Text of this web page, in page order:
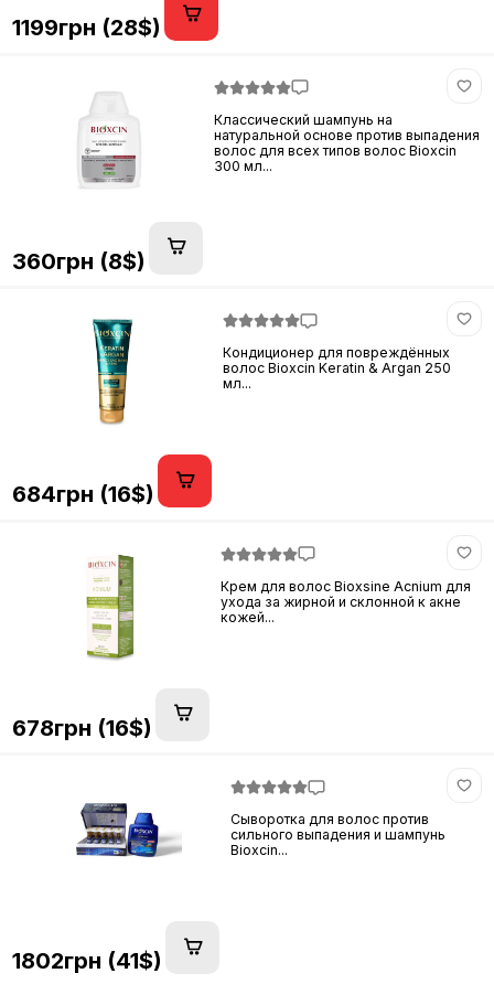
1199грн (28$)
Классический шампунь на
натуральной основе против выпадения
волос для всех типов волос Bioxcin
300 мл...
360грн (8$)
Кондиционер для повреждённых
волос Bioxcin Keratin & Argan 250
мл...
684грн (16$)
Крем для волос Bioxsine Acnium для
ухода за жирной и склонной к акне
кожей...
678грн (16$)
Сыворотка для волос против
сильного выпадения и шампунь
Bioxcin...
1802грн (41$)